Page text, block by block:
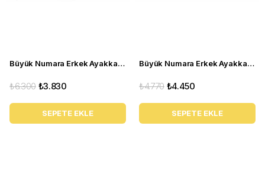
Büyük Numara Erkek Ayakkabı S946 Siyah Deri
₺3.830
₺6.300
SEPETE EKLE
Büyük Numara Erkek Ayakkabı CS941 Kahve
₺4.450
₺4.770
SEPETE EKLE